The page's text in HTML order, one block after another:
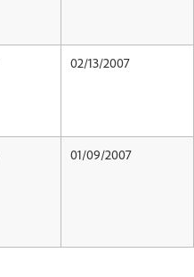
02/13/2007
01/09/2007